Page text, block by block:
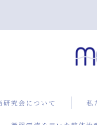
研究会について 私